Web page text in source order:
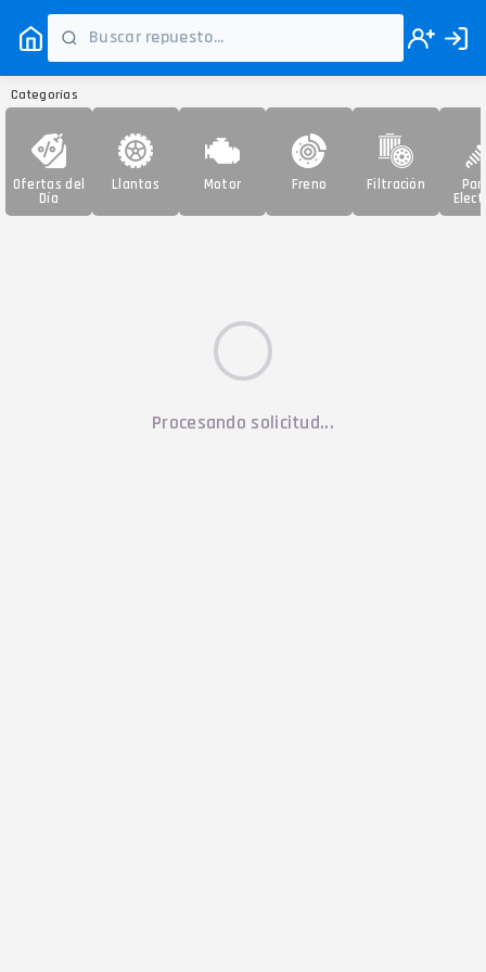
Categorías
Ofertas del
Día
Llantas Motor Freno Filtración
Procesando solicitud...